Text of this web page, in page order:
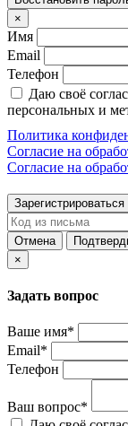
×
Имя
Email
Телефон
Даю своё
персональных и
Политика
Согласие на
Согласие на
Зарегистрироваться
Отмена
×
Задать вопрос
Ваше имя*
Email*
Телефон
Ваш вопрос*